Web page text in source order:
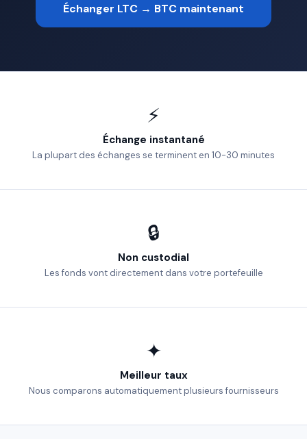
Échanger LTC → BTC maintenant
⚡
Échange instantané
La plupart des échanges se terminent en 10-30 minutes
🔒
Non custodial
Les fonds vont directement dans votre portefeuille
✦
Meilleur taux
Nous comparons automatiquement plusieurs fournisseurs